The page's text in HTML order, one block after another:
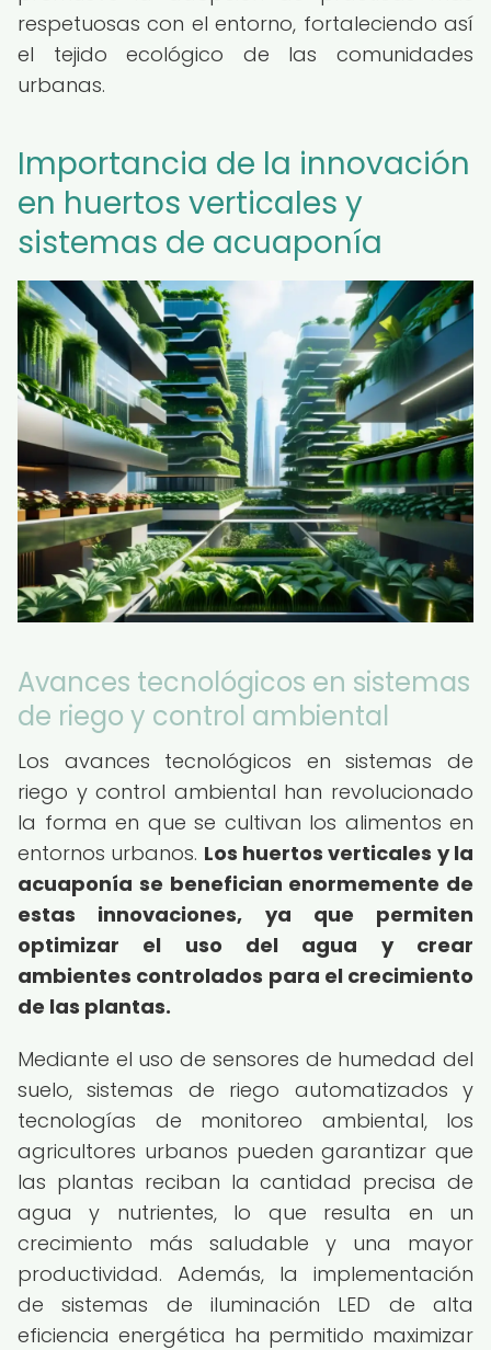
respetuosas con el entorno, fortaleciendo así
el tejido ecológico de las comunidades
urbanas.
Importancia de la innovación
en huertos verticales y
sistemas de acuaponía
Avances tecnológicos en sistemas
de riego y control ambiental
Los avances tecnológicos en sistemas de
riego y control ambiental han revolucionado
la forma en que se cultivan los alimentos en
entornos urbanos. Los huertos verticales y la
acuaponía se benefician enormemente de
estas innovaciones, ya que permiten
optimizar el uso del agua y crear
ambientes controlados para el crecimiento
de las plantas.
Mediante el uso de sensores de humedad del
suelo, sistemas de riego automatizados y
tecnologías de monitoreo ambiental, los
agricultores urbanos pueden garantizar que
las plantas reciban la cantidad precisa de
agua y nutrientes, lo que resulta en un
crecimiento más saludable y una mayor
productividad. Además, la implementación
de sistemas de iluminación LED de alta
eficiencia energética ha permitido maximizar